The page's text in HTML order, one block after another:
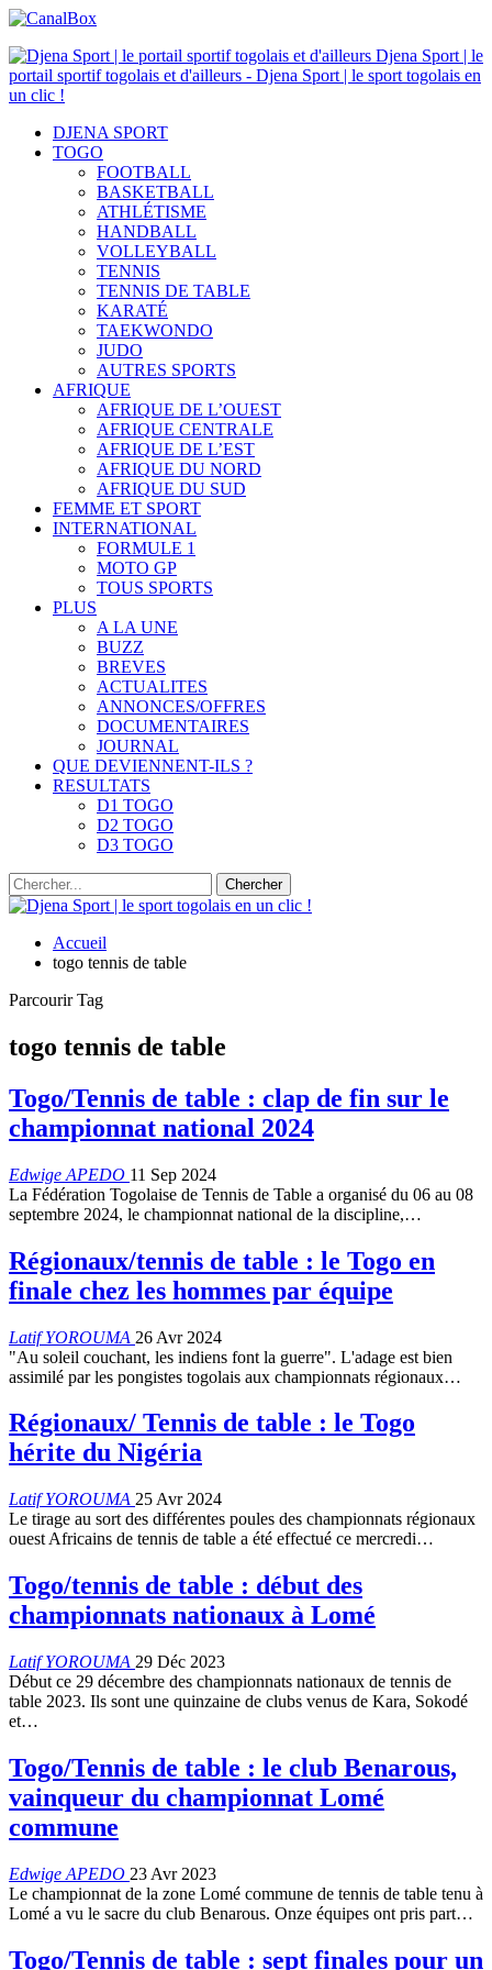
Djena Sport | le
portail sportif togolais et d'ailleurs - Djena Sport | le sport togolais en
un clic !
DJENA SPORT
TOGO
FOOTBALL
BASKETBALL
ATHLÉTISME
HANDBALL
VOLLEYBALL
TENNIS
TENNIS DE TABLE
KARATÉ
TAEKWONDO
JUDO
AUTRES SPORTS
AFRIQUE
AFRIQUE DE L’OUEST
AFRIQUE CENTRALE
AFRIQUE DE L’EST
AFRIQUE DU NORD
AFRIQUE DU SUD
FEMME ET SPORT
INTERNATIONAL
FORMULE 1
MOTO GP
TOUS SPORTS
PLUS
A LA UNE
BUZZ
BREVES
ACTUALITES
ANNONCES/OFFRES
DOCUMENTAIRES
JOURNAL
QUE DEVIENNENT-ILS ?
RESULTATS
D1 TOGO
D2 TOGO
D3 TOGO
Accueil
togo tennis de table
Parcourir Tag
togo tennis de table
Togo/Tennis de table : clap de fin sur le
championnat national 2024
Edwige APEDO 11 Sep 2024
La Fédération Togolaise de Tennis de Table a organisé du 06 au 08
septembre 2024, le championnat national de la discipline,…
Régionaux/tennis de table : le Togo en
finale chez les hommes par équipe
Latif YOROUMA 26 Avr 2024
"Au soleil couchant, les indiens font la guerre". L'adage est bien
assimilé par les pongistes togolais aux championnats régionaux…
Régionaux/ Tennis de table : le Togo
hérite du Nigéria
Latif YOROUMA 25 Avr 2024
Le tirage au sort des différentes poules des championnats régionaux
ouest Africains de tennis de table a été effectué ce mercredi…
Togo/tennis de table : début des
championnats nationaux à Lomé
Latif YOROUMA 29 Déc 2023
Début ce 29 décembre des championnats nationaux de tennis de
table 2023. Ils sont une quinzaine de clubs venus de Kara, Sokodé
et…
Togo/Tennis de table : le club Benarous,
vainqueur du championnat Lomé
commune
Edwige APEDO 23 Avr 2023
Le championnat de la zone Lomé commune de tennis de table tenu à
Lomé a vu le sacre du club Benarous. Onze équipes ont pris part…
Togo/Tennis de table : sept finales pour un